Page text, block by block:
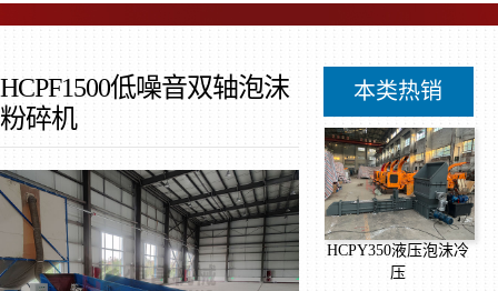
HCPF1500低噪音双轴泡沫
粉碎机
本类热销
HCPY350液压泡沫冷
压